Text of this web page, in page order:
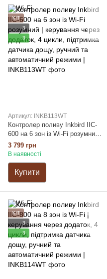
ХІТ
3
3
Артикул: INKB113WT
Контролер поливу Inkbird IIC-
600 на 6 зон із Wi-Fi розумний |
керування через додаток, 4
цикли, підтримка датчика
дощу, ручний та автоматичний
режими
3 799 грн
В наявності
Купити
ХІТ
3
3